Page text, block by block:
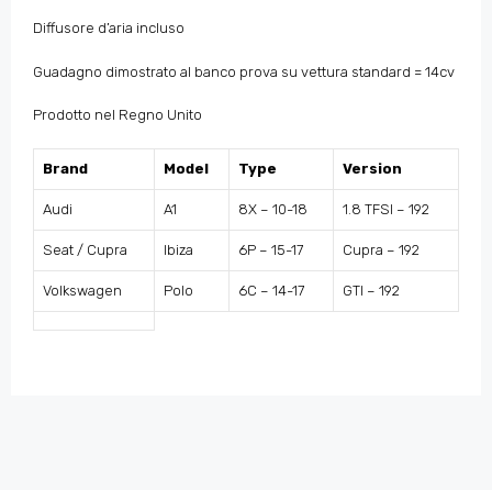
Diffusore d’aria incluso
Guadagno dimostrato al banco prova su vettura standard = 14cv
Prodotto nel Regno Unito
Brand Model Type Version
Audi A1 8X – 10-18 1.8 TFSI – 192
Seat / Cupra Ibiza 6P – 15-17 Cupra – 192
Volkswagen Polo 6C – 14-17 GTI – 192